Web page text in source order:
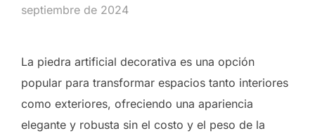
septiembre de 2024
La piedra artificial decorativa es una opción
popular para transformar espacios tanto interiores
como exteriores, ofreciendo una apariencia
elegante y robusta sin el costo y el peso de la